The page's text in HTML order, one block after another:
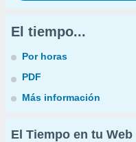
El tiempo...
Por horas
PDF
Más información
El Tiempo en tu Web